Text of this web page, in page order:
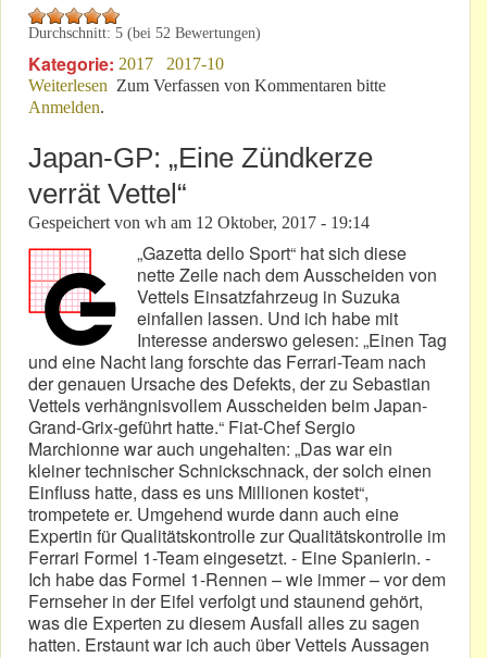
Durchschnitt: 5 (bei 52 Bewertungen)
Kategorie: 2017
2017-10
Weiterlesen über Oktober 2017: „Nürburgring Grand-Prix“
Zum Verfassen von Kommentaren bitte
Anmelden.
Japan-GP: „Eine Zündkerze
verrät Vettel“
Gespeichert von wh am 12 Oktober, 2017 - 19:14
„Gazetta dello Sport“ hat sich diese
nette Zeile nach dem Ausscheiden von
Vettels Einsatzfahrzeug in Suzuka
einfallen lassen. Und ich habe mit
Interesse anderswo gelesen: „Einen Tag
und eine Nacht lang forschte das Ferrari-Team nach
der genauen Ursache des Defekts, der zu Sebastian
Vettels verhängnisvollem Ausscheiden beim Japan-
Grand-Grix-geführt hatte.“ Fiat-Chef Sergio
Marchionne war auch ungehalten: „Das war ein
kleiner technischer Schnickschnack, der solch einen
Einfluss hatte, dass es uns Millionen kostet“,
trompetete er. Umgehend wurde dann auch eine
Expertin für Qualitätskontrolle zur Qualitätskontrolle im
Ferrari Formel 1-Team eingesetzt. - Eine Spanierin. -
Ich habe das Formel 1-Rennen – wie immer – vor dem
Fernseher in der Eifel verfolgt und staunend gehört,
was die Experten zu diesem Ausfall alles zu sagen
hatten. Erstaunt war ich auch über Vettels Aussagen